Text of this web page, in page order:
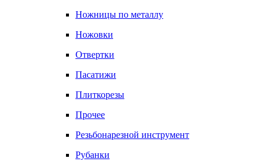
Ножницы по металлу
Ножовки
Отвертки
Пасатижи
Плиткорезы
Прочее
Резьбонарезной инструмент
Рубанки